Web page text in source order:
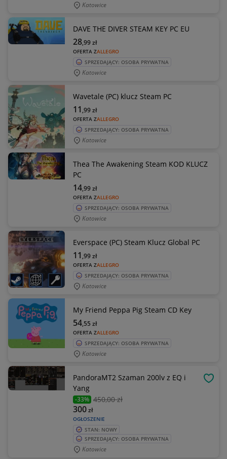
Katowice
DAVE THE DIVER STEAM KEY PC EU
OFERTA ZALLEGRO
28,99zł
SPRZEDAJĄCY: OSOBA PRYWATNA
Katowice
Wavetale (PC) klucz Steam PC
OFERTA ZALLEGRO
11 ,99zł
SPRZEDAJĄCY: OSOBA PRYWATNA
Katowice
Thea The Awakening Steam KOD KLUCZ
PC
OFERTA ZALLEGRO
14,99zł
SPRZEDAJĄCY: OSOBA PRYWATNA
Katowice
Everspace (PC) Steam Klucz Global PC
OFERTA ZALLEGRO
11 ,99zł
SPRZEDAJĄCY: OSOBA PRYWATNA
Katowice
My Friend Peppa Pig Steam CD Key
OFERTA ZALLEGRO
54,55 zł
SPRZEDAJĄCY: OSOBA PRYWATNA
Katowice
PandoraMT2 Szaman 200lv z EQ i
Yang
-33% 450,00 zł
OGŁOSZENIE
300zł
STAN: NOWY
SPRZEDAJĄCY: OSOBA PRYWATNA
Katowice